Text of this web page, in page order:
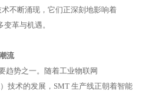
不断涌现，它们正深刻地影响着
革与机遇。
流
趋势之一。随着工业物联网
技术的发展，SMT 生产线正朝着智能